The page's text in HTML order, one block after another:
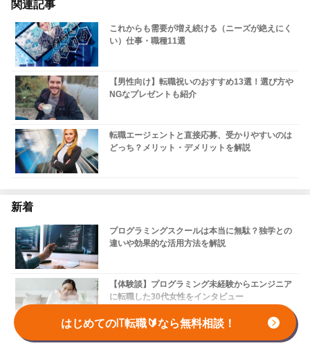
はじめてのIT転職🔰なら無料相談！
関連記事
これからも需要が増え続ける（ニーズが絶えにく
い）仕事・職種11選
【男性向け】転職祝いのおすすめ13選！選び方や
NGなプレゼントも紹介
転職エージェントと直接応募、受かりやすいのは
どっち？メリット・デメリットを解説
新着
プログラミングスクールは本当に無駄？独学との
違いや効果的な活用方法を解説
【体験談】プログラミング未経験からエンジニア
に転職した30代女性をインタビュー
【必見】元公務員が語る！未経験からITエンジニ